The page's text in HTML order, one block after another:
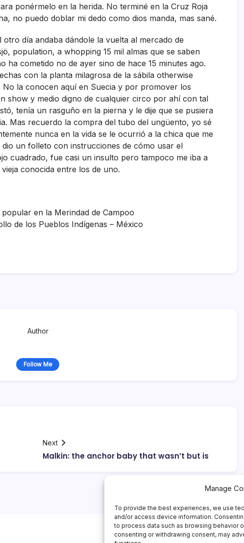
Manage
To provide the best experiences, we use
and/or access device information.
to process data such as browsing behavior
consenting or withdrawing consent, may
ponérmelo en la herida. No terminé en la Cruz Roja
no puedo doblar mi dedo como dios manda, mas sané.
dí­a andaba dándole la vuelta al mercado de
population, a whopping 15 mil almas que se saben
ha cometido no de ayer sino de hace 15 minutes ago.
con la planta milagrosa de la sábila otherwise
la conocen aquí­ en Suecia y por promover los
show y medio digno de cualquier circo por ahí­ con tal
tení­a un rasguño en la pierna y le dije que se pusiera
Mas recuerdo la compra del tubo del ungüento, yo sé
nunca en la vida se le ocurrió a la chica que me
un folleto con instrucciones de cómo usar el
cuadrado, fue casi un insulto pero tampoco me iba a
conocida entre los de uno.
en la Merindad de Campoo
de los Pueblos Indí­genas – México
Author
Follow Me
Next
Malkin: the anchor baby that wasn’t but is